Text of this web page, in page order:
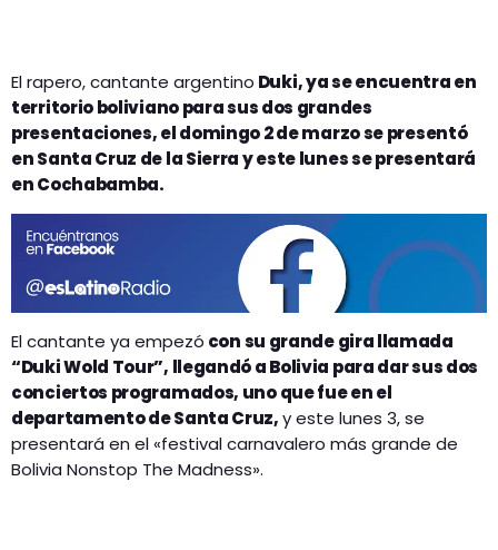
El rapero, cantante argentino Duki, ya se encuentra en
territorio boliviano para sus dos grandes
presentaciones, el domingo 2 de marzo se presentó
en Santa Cruz de la Sierra y este lunes se presentará
en Cochabamba.
El cantante ya empezó con su grande gira llamada
“Duki Wold Tour”, llegandó a Bolivia para dar sus dos
conciertos programados, uno que fue en el
departamento de Santa Cruz,y este lunes 3, se
presentará en el «festival carnavalero más grande de
Bolivia Nonstop The Madness».